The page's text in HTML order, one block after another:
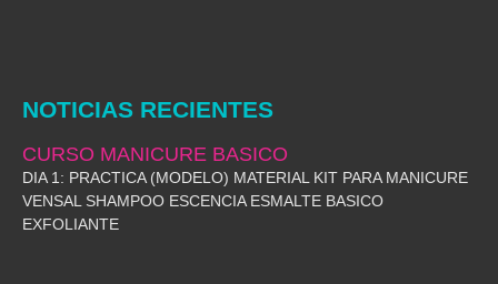
NOTICIAS RECIENTES
CURSO MANICURE BASICO
DIA 1: PRACTICA (MODELO) MATERIAL KIT PARA MANICURE
VENSAL SHAMPOO ESCENCIA ESMALTE BASICO
EXFOLIANTE